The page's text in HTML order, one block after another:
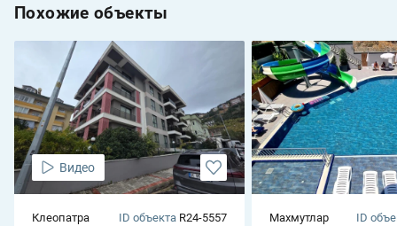
Похожие объекты
Видео
Клеопатра ID объекта R24-5557 Махмутлар ID